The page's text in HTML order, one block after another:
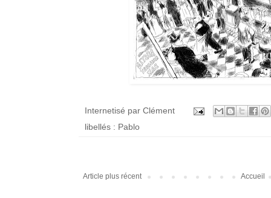
Internetisé par Clément
libellés : Pablo
Article plus récent Accueil